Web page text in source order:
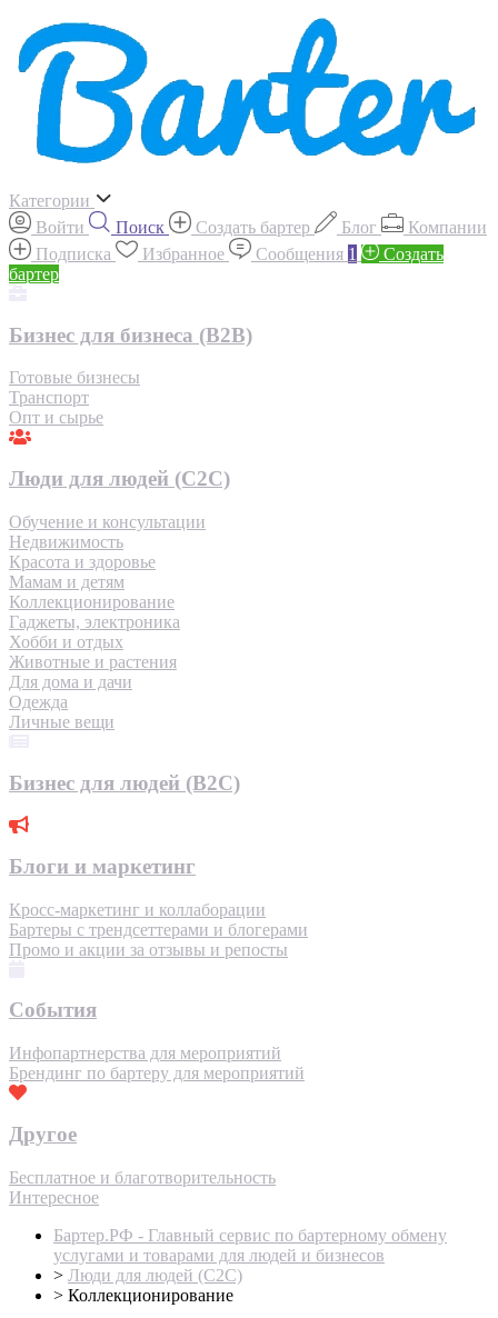
Категории
Войти
Поиск Создать бартер Блог
Компании
Подписка
Избранное Сообщения 1
Создать
бартер
Бизнес для бизнеса (B2B)
Готовые бизнесы
Транспорт
Опт и сырье
Люди для людей (С2С)
Обучение и консультации
Недвижимость
Красота и здоровье
Мамам и детям
Коллекционирование
Гаджеты, электроника
Хобби и отдых
Животные и растения
Для дома и дачи
Одежда
Личные вещи
Бизнес для людей (B2C)
Блоги и маркетинг
Кросс-маркетинг и коллаборации
Бартеры с трендсеттерами и блогерами
Промо и акции за отзывы и репосты
События
Инфопартнерства для мероприятий
Брендинг по бартеру для мероприятий
Другое
Бесплатное и благотворительность
Интересное
Бартер.РФ - Главный сервис по бартерному обмену
услугами и товарами для людей и бизнесов
> Люди для людей (С2С)
> Коллекционирование